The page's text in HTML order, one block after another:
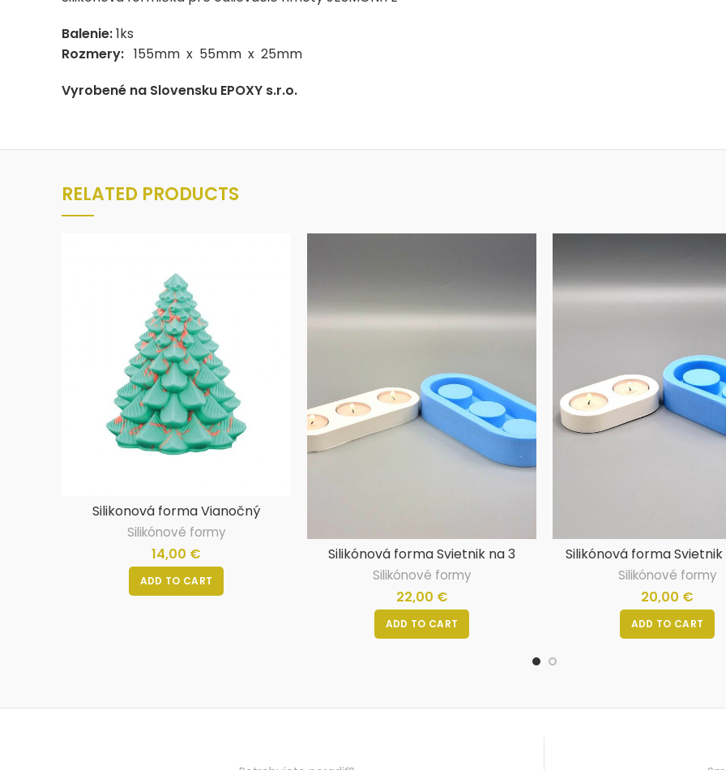
Balenie:1ks
Rozmery: 155mm x 55mm x 25mm
Vyrobené na Slovensku EPOXY s.r.o.
RELATED PRODUCTS
Silikonová forma Vianočný
stromček
Silikónové formy
14,00 €
ADD TO CART
Silikónová forma Svietnik na 3
čajové sviečky
Silikónové formy
22,00 €
ADD TO CART
Silikónová forma
čajové sviečky
Silikónové formy
20,00 €
ADD TO CART